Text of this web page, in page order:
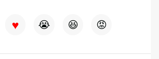
♥ 😭 😆 😡